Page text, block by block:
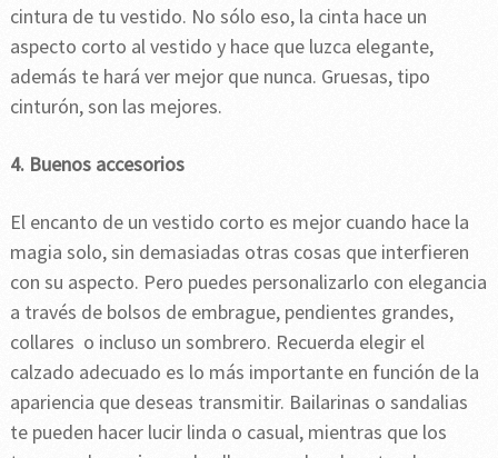
cintura de tu vestido. No sólo eso, la cinta hace un
aspecto corto al vestido y hace que luzca elegante,
además te hará ver mejor que nunca. Gruesas, tipo
cinturón, son las mejores.
4. Buenos accesorios
El encanto de un vestido corto es mejor cuando hace la
magia solo, sin demasiadas otras cosas que interfieren
con su aspecto. Pero puedes personalizarlo con elegancia
a través de bolsos de embrague, pendientes grandes,
collares o incluso un sombrero. Recuerda elegir el
calzado adecuado es lo más importante en función de la
apariencia que deseas transmitir. Bailarinas o sandalias
te pueden hacer lucir linda o casual, mientras que los